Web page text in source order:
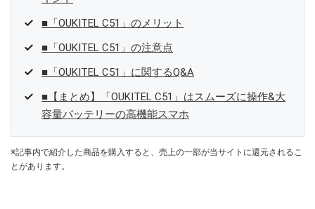
■「OUKITEL C51」のメリット
■「OUKITEL C51」の注意点
■「OUKITEL C51」に関するQ&A
■【まとめ】「OUKITEL C51」はスムーズに操作&大
容量バッテリーの高機能スマホ
※記事内で紹介した商品を購入すると、売上の一部が当サイトに還元されるこ
とがあります。